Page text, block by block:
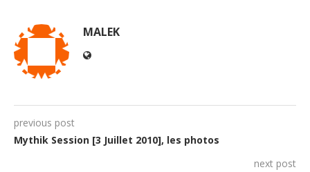
MALEK
previous post
Mythik Session [3 Juillet 2010], les photos
next post